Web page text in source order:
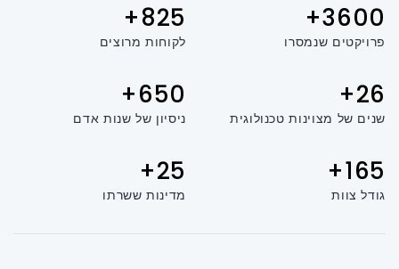
3600+
פרויקטים שנמסרו
825+
לקוחות מרוצים
26+
שנים של מצוינות טכנולוגית
650+
ניסיון של שנות אדם
165+
גודל צוות
25+
מדינות ששרתו